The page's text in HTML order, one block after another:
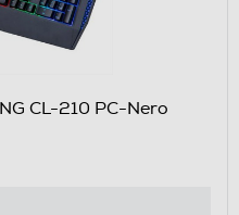
CL-210 PC-Nero